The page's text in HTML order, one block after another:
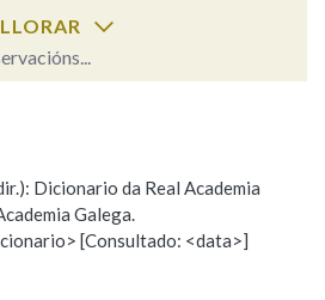
Hai un erro na palabra
definición
Dicionario da Real Academia
Galega.
[Consultado: <data>]